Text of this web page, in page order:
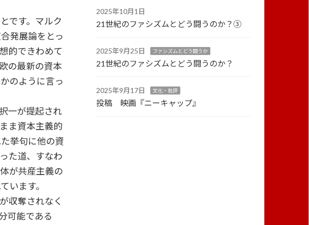
です。マルク
発展論をとっ
的できわめて
の最新の資本
のように言っ
一が提起され
ま資本主義的
挙句に他の資
た道、すなわ
が共産主義の
います。
収奪されなく
可能である
2025年10月1日
21世紀のファシズムとどう闘うのか？③
2025年9月25日 ファシズムとどう闘うか
21世紀のファシズムとどう闘うのか？
2025年9月17日 文化・批評
投稿 映画『ニーキャップ』